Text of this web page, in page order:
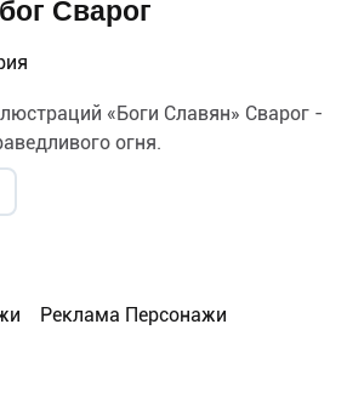
Сварог
«Боги Славян» Сварог -
огня.
Реклама Персонажи